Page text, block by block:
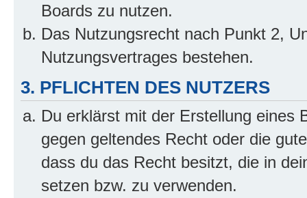
Boards zu nutzen.
Das Nutzungsrecht nach Punkt 2,
Nutzungsvertrages bestehen.
3. PFLICHTEN DES NUTZERS
Du erklärst mit der Erstellung eines
gegen geltendes Recht oder die
dass du das Recht besitzt, die in
setzen bzw. zu verwenden.